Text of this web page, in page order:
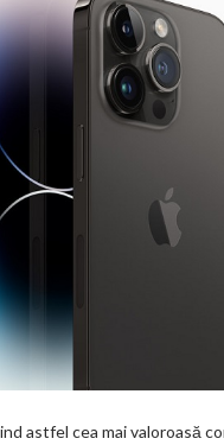
astfel cea mai valoroasă